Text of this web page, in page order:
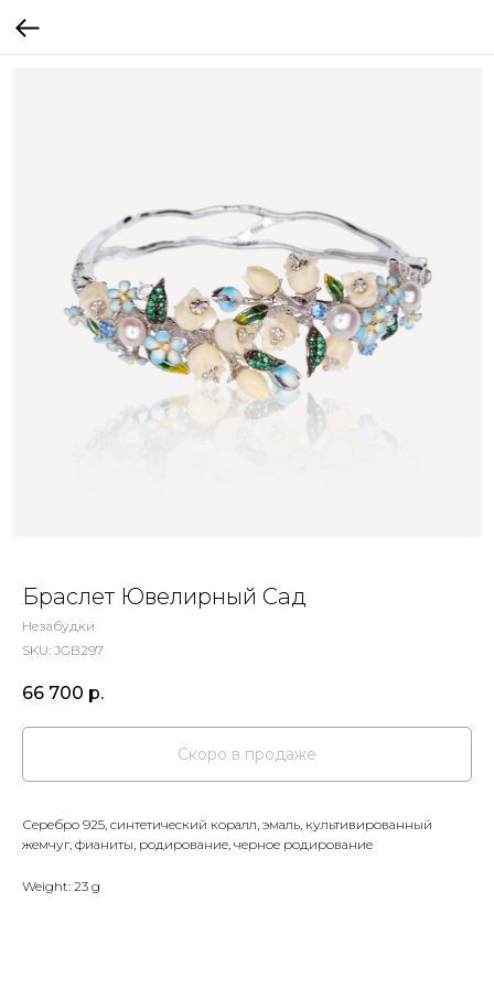
Браслет Ювелирный Сад
Незабудки
SKU: JGB297
66 700 р.
Серебро 925, синтетический коралл, эмаль, культивированный
жемчуг, фианиты, родирование, черное родирование
Weight: 23 g